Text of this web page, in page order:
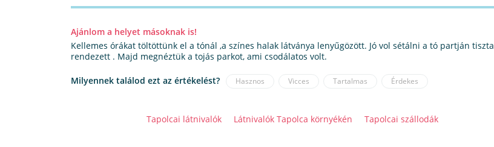
Ajánlom a helyet másoknak is!
Kellemes órákat töltöttünk el a tónál ,a színes halak látványa lenyűgözött. Jó vol sétálni a tó partján tiszta
rendezett . Majd megnéztük a tojás parkot, ami csodálatos volt.
Milyennek találod ezt az értékelést? Hasznos Vicces Tartalmas Érdekes
Tapolcai látnivalók Látnivalók Tapolca környékén Tapolcai szállodák